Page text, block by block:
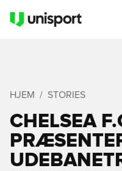
HJEM STORIES
CHELSEA